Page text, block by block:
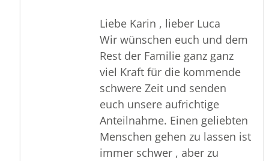
Liebe Karin , lieber Luca
Wir wünschen euch und dem
Rest der Familie ganz ganz
viel Kraft für die kommende
schwere Zeit und senden
euch unsere aufrichtige
Anteilnahme. Einen geliebten
Menschen gehen zu lassen ist
immer schwer , aber zu